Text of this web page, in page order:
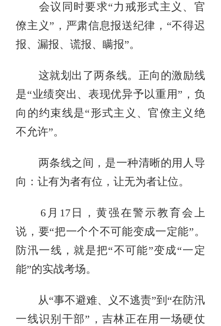
会议同时要求“力戒形式主义、官
僚主义”，严肃信息报送纪律，“不得迟
报、漏报、谎报、瞒报”。
这就划出了两条线。正向的激励线
是“业绩突出、表现优异予以重用”，负
向的约束线是“形式主义、官僚主义绝
不允许”。
两条线之间，是一种清晰的用人导
向：让有为者有位，让无为者让位。
6月17日，黄强在警示教育会上
说，要“把一个个不可能变成一定能”。
防汛一线，就是把“不可能”变成“一定
能”的实战考场。
从“事不避难、义不逃责”到“在防汛
一线识别干部”，吉林正在用一场硬仗